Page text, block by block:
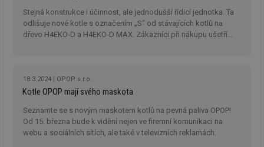
Stejná konstrukce i účinnost, ale jednodušší řídicí jednotka. Ta
odlišuje nové kotle s označením „S“ od stávajících kotlů na
dřevo H4EKO‑D a H4EKO‑D MAX. Zákazníci při nákupu ušetří
18.3.2024 OPOP s.r.o.
Kotle OPOP mají svého maskota
Seznamte se s novým maskotem kotlů na pevná paliva OPOP!
Od 15. března bude k vidění nejen ve firemní komunikaci na
webu a sociálních sítích, ale také v televizních reklamách.